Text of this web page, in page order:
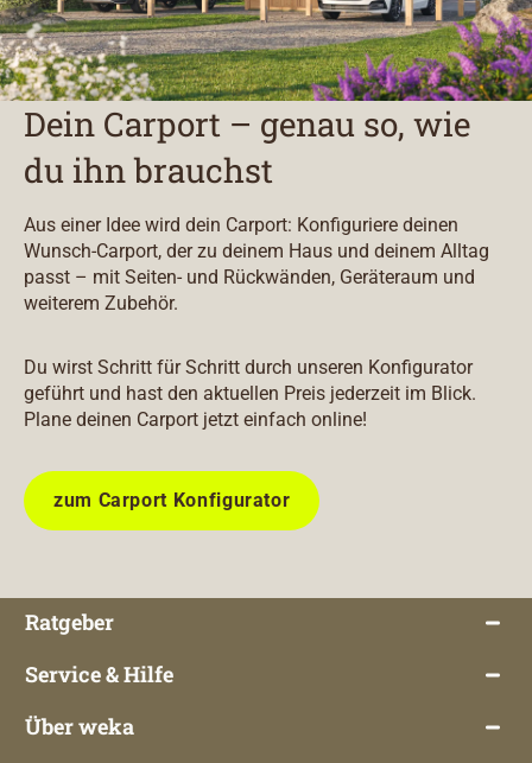
Dein Carport – genau so, wie
du ihn brauchst
Aus einer Idee wird dein Carport: Konfiguriere deinen
Wunsch-Carport, der zu deinem Haus und deinem Alltag
passt – mit Seiten- und Rückwänden, Geräteraum und
weiterem Zubehör.
Du wirst Schritt für Schritt durch unseren Konfigurator
geführt und hast den aktuellen Preis jederzeit im Blick.
Plane deinen Carport jetzt einfach online!
zum Carport Konfigurator
Ratgeber
Service & Hilfe
Über weka